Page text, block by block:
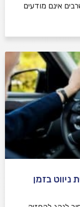
אינם מודעים
בזמן